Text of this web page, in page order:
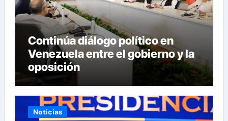
Continúa diálogo político en
Venezuela entre el gobierno y la
oposición
Noticias